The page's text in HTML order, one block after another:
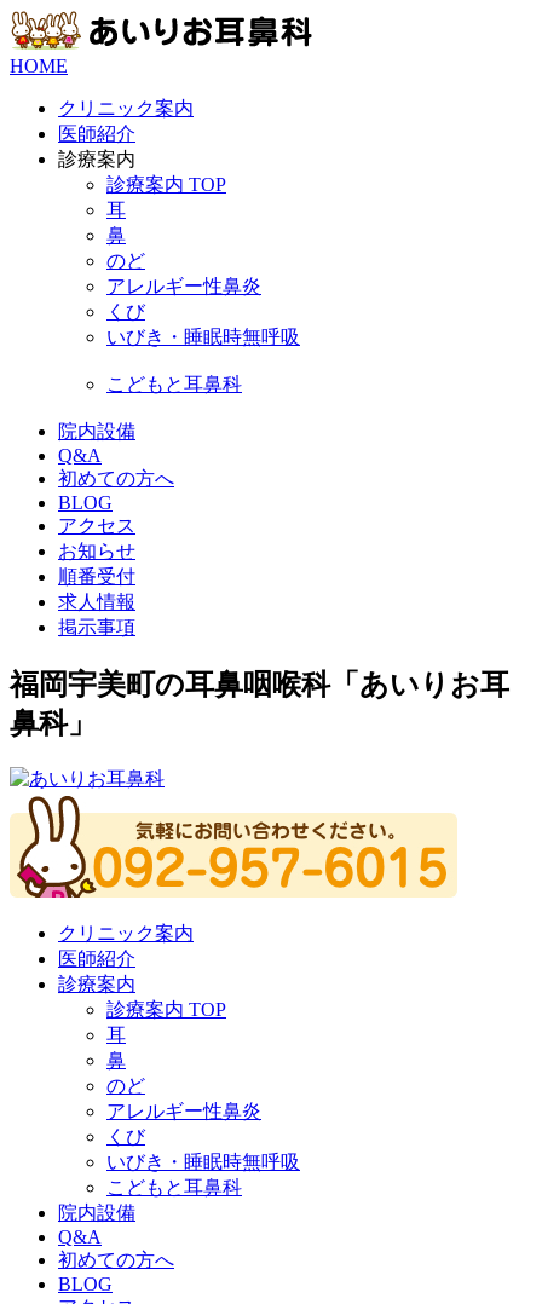
HOME
クリニック案内
医師紹介
診療案内
診療案内 TOP
耳
鼻
のど
アレルギー性鼻炎
くび
いびき・睡眠時無呼吸
こどもと耳鼻科
院内設備
Q&A
初めての方へ
BLOG
アクセス
お知らせ
順番受付
求人情報
掲示事項
福岡宇美町の耳鼻咽喉科「あいりお耳
鼻科」
クリニック案内
医師紹介
診療案内
診療案内 TOP
耳
鼻
のど
アレルギー性鼻炎
くび
いびき・睡眠時無呼吸
こどもと耳鼻科
院内設備
Q&A
初めての方へ
BLOG